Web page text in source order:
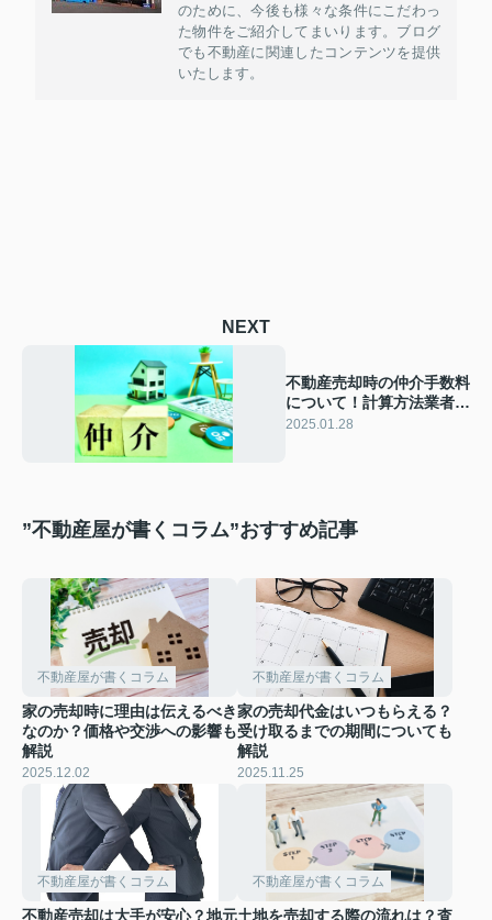
のために、今後も様々な条件にこだわっ
た物件をご紹介してまいります。ブログ
でも不動産に関連したコンテンツを提供
いたします。
NEXT
不動産売却時の仲介手数料
について！計算方法業者を
選ぶリスクも解説
2025.01.28
”不動産屋が書くコラム”おすすめ記事
不動産屋が書くコラム
家の売却時に理由は伝えるべき
なのか？価格や交渉への影響も
解説
2025.12.02
不動産屋が書くコラム
家の売却代金はいつもらえる？
受け取るまでの期間についても
解説
2025.11.25
不動産屋が書くコラム
不動産売却は大手が安心？地元
不動産屋が書くコラム
土地を売却する際の流れは？査